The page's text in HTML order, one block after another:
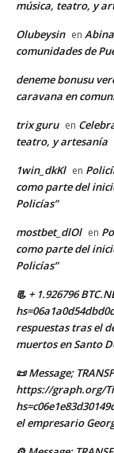
música, teatro, y
Olubeysin en
comunidades de
deneme bonusu
caravana en
trix guru en
teatro, y artesanía
1win_dkKl en
como parte del
Policías”
mostbet_dlOl en
como parte del
Policías”
📃 + 1.926796
respuestas tras el
muertos en Santo
📜 Message;
https://graph.org/
el empresario